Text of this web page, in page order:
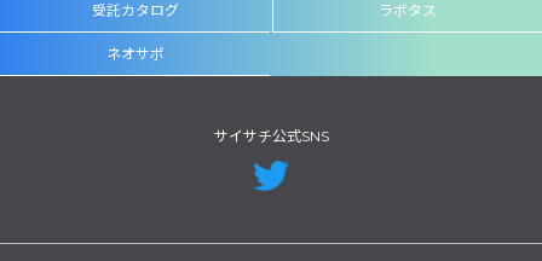
受託カタログ ラボタス
ネオサポ
サイサチ公式SNS